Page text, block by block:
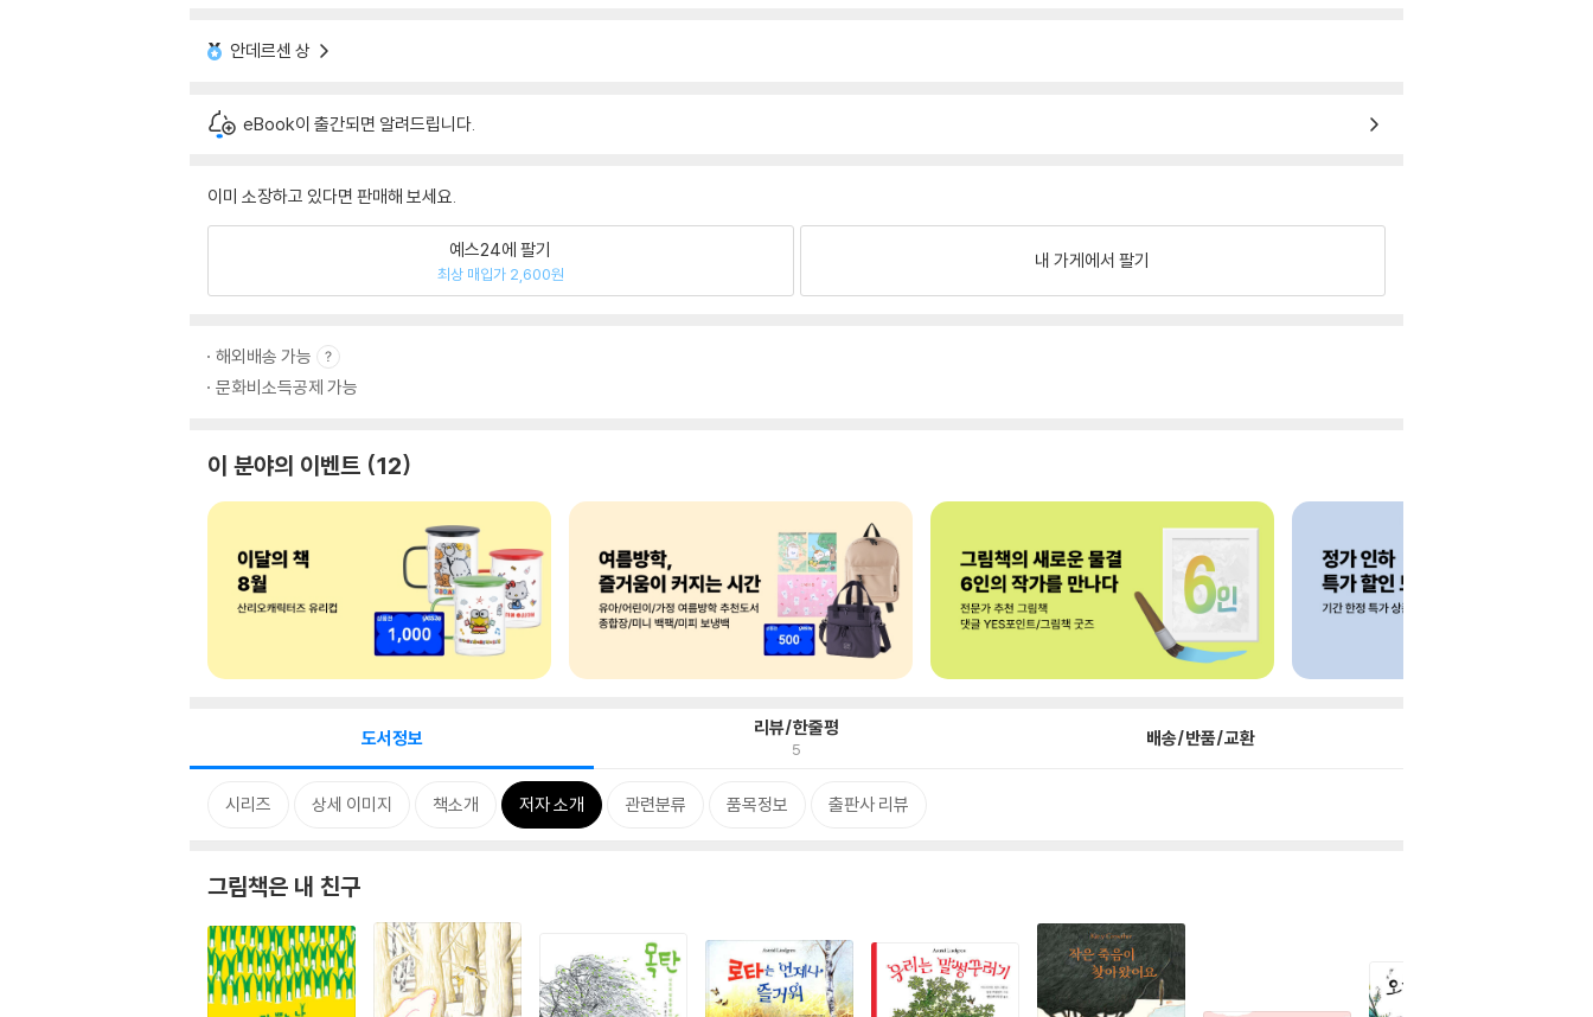
안데르센 상
eBook이 출간되면 알려드립니다.
이미 소장하고 있다면 판매해 보세요.
예스24에 팔기
최상 매입가 2,600원
내 가게에서 팔기
해외배송 가능
문화비소득공제 가능
이 분야의 이벤트 12
도서정보 리뷰/한줄평
5 배송/반품/교환
시리즈 상세 이미지 책소개 저자 소개 관련분류 품목정보 출판사 리뷰
그림책은 내 친구